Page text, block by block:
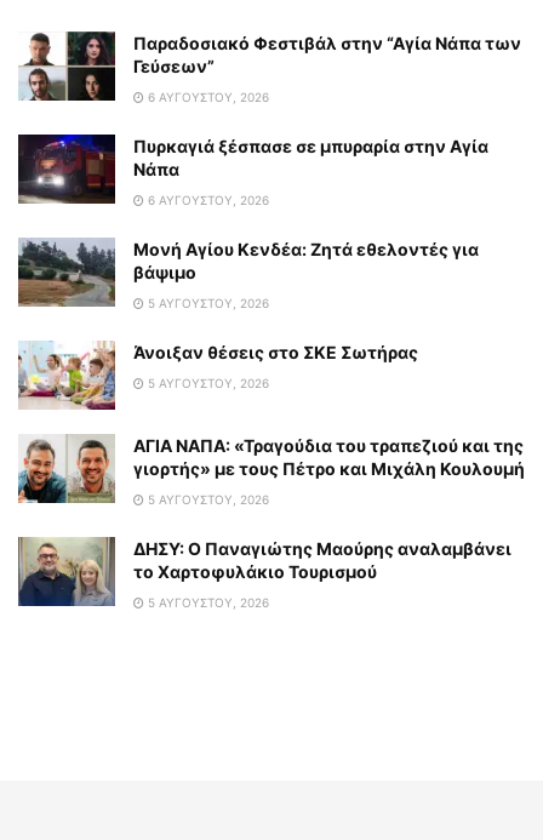
Παραδοσιακό Φεστιβάλ στην “Αγία Νάπα των
Γεύσεων”
6 ΑΥΓΟΎΣΤΟΥ, 2026
Πυρκαγιά ξέσπασε σε μπυραρία στην Αγία
Νάπα
6 ΑΥΓΟΎΣΤΟΥ, 2026
Μονή Αγίου Κενδέα: Ζητά εθελοντές για
βάψιμο
5 ΑΥΓΟΎΣΤΟΥ, 2026
Άνοιξαν θέσεις στο ΣΚΕ Σωτήρας
5 ΑΥΓΟΎΣΤΟΥ, 2026
ΑΓΙΑ ΝΑΠΑ: «Τραγούδια του τραπεζιού και της
γιορτής» με τους Πέτρο και Μιχάλη Κουλουμή
5 ΑΥΓΟΎΣΤΟΥ, 2026
ΔΗΣΥ: Ο Παναγιώτης Μαούρης αναλαμβάνει
το Χαρτοφυλάκιο Τουρισμού
5 ΑΥΓΟΎΣΤΟΥ, 2026